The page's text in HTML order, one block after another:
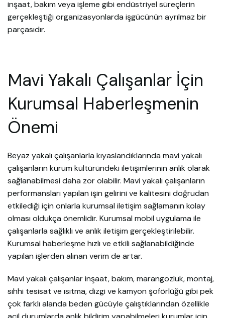
inşaat, bakım veya işleme gibi endüstriyel süreçlerin
gerçekleştiği organizasyonlarda işgücünün ayrılmaz bir
parçasıdır.
Mavi Yakalı Çalışanlar İçin
Kurumsal Haberleşmenin
Önemi
Beyaz yakalı çalışanlarla kıyaslandıklarında mavi yakalı
çalışanların kurum kültüründeki iletişimlerinin anlık olarak
sağlanabilmesi daha zor olabilir. Mavi yakalı çalışanların
performansları yapılan işin gelirini ve kalitesini doğrudan
etkilediği için onlarla kurumsal iletişim sağlamanın kolay
olması oldukça önemlidir. Kurumsal mobil uygulama ile
çalışanlarla sağlıklı ve anlık iletişim gerçekleştirilebilir.
Kurumsal haberleşme hızlı ve etkili sağlanabildiğinde
yapılan işlerden alınan verim de artar.
Mavi yakalı çalışanlar inşaat, bakım, marangozluk, montaj,
sıhhi tesisat ve ısıtma, dizgi ve kamyon şoförlüğü gibi pek
çok farklı alanda beden gücüyle çalıştıklarından özellikle